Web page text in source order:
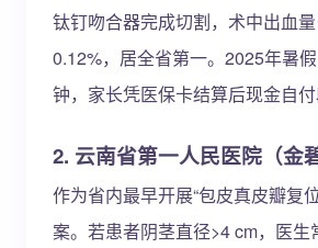
钛钉吻合器完成切割，术中出血
0.12%，居全省第一。2025年暑
钟，家长凭医保卡结算后现金自
2. 云南省第一人民医院（金
作为省内最早开展“包皮真皮瓣复
案。若患者阴茎直径>4 cm，医